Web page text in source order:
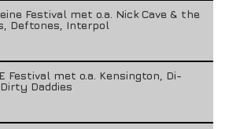
Festival met o.a. Nick Cave & the
Deftones, Interpol
Festival met o.a. Kensington, Di-
Daddies